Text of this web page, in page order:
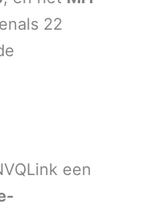
22
een